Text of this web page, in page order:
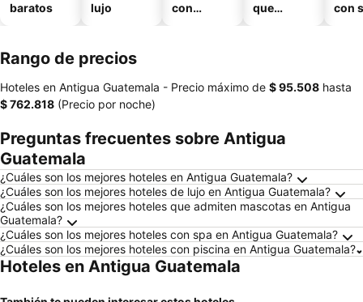
baratos
lujo
con
que
con
Rango de precios
Hoteles en Antigua Guatemala - Precio máximo de ‎$ 95.508 hasta
‎$ 762.818 (Precio por noche)
Preguntas frecuentes sobre Antigua
Guatemala
¿Cuáles son los mejores hoteles en Antigua Guatemala?
¿Cuáles son los mejores hoteles de lujo en Antigua Guatemala?
¿Cuáles son los mejores hoteles que admiten mascotas en Antigua
Guatemala?
¿Cuáles son los mejores hoteles con spa en Antigua Guatemala?
¿Cuáles son los mejores hoteles con piscina en Antigua Guatemala?
Hoteles en Antigua Guatemala